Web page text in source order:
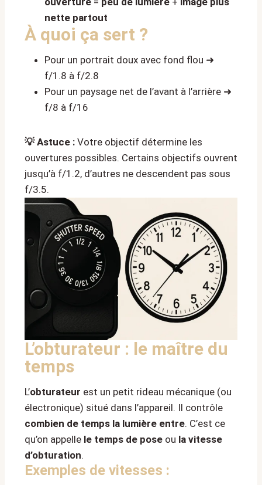
nette partout
À quoi ça sert ?
Pour un portrait doux avec fond flou ➜
f/1.8 à f/2.8
Pour un paysage net de l’avant à l’arrière ➜
f/8 à f/16
💡 Astuce : Votre objectif détermine les
ouvertures possibles. Certains objectifs ouvrent
jusqu’à f/1.2, d’autres ne descendent pas sous
f/3.5.
L’obturateur : le maître du
temps
L’obturateur est un petit rideau mécanique (ou
électronique) situé dans l’appareil. Il contrôle
combien de temps la lumière entre. C’est ce
qu’on appelle le temps de pose ou la vitesse
d’obturation.
Exemples de vitesses :